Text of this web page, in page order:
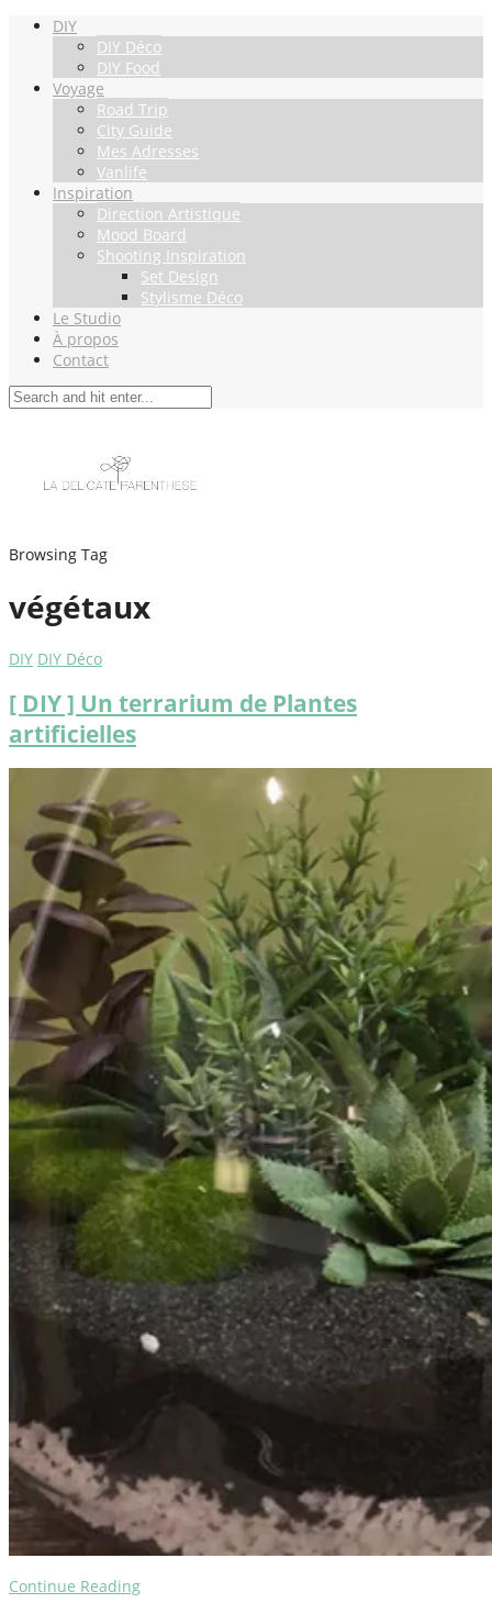
DIY
DIY Déco
DIY Food
Voyage
Road Trip
City Guide
Mes Adresses
Vanlife
Inspiration
Direction Artistique
Mood Board
Shooting Inspiration
Set Design
Stylisme Déco
Le Studio
À propos
Contact
Browsing Tag
végétaux
DIY DIY Déco
[ DIY ] Un terrarium de Plantes
artificielles
Continue Reading